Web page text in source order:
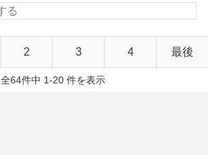
2 3 4 最後
全64件中 1-20 件を表示